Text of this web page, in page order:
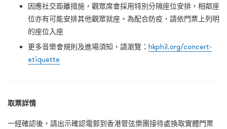
因應社交距離措施，觀眾席會採用特別分隔座位安排，相鄰座
位亦有可能安排其他觀眾就座。為配合防疫，請依門票上列明
的座位入座
更多音樂會規則及進場須知，請瀏覽： hkphil.org/concert-
etiquette
取票詳情
一經確認後，請出示確認電郵到香港管弦樂團接待處換取實體門票